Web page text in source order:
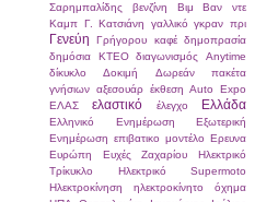
Σαρημπαλίδης
βενζίνη
Βιμ Βαν ντε
Καμπ Γ. Κατσιάνη γαλλικό γκραν πρι
Γενεύη Γρήγορου καφέ δημοπρασία
δημόσια ΚΤΕΟ
διαγωνισμός Anytime
δίκυκλο
Δοκιμή
Δωρεάν πακέτα
γνήσιων αξεσουάρ έκθεση Auto Expo
ΕΛΑΣ
ελαστικό έλεγχο Ελλάδα
Ελληνικό Ενημέρωση
Εξωτερική
Ενημέρωση επιβατικο μοντέλο Ερευνα
Ευρώπη
Ευχές Ζαχαρίου
Ηλεκτρικό
Τρίκυκλο
Ηλεκτρικό Supermoto
Ηλεκτροκίνηση
ηλεκτροκίνητο όχημα